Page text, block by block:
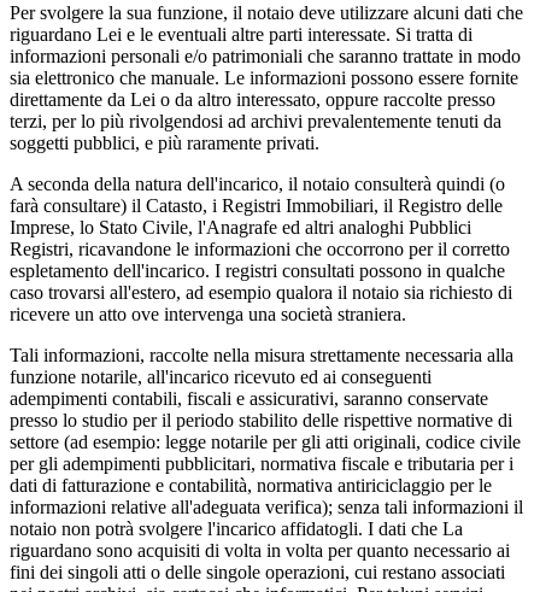
Per svolgere la sua funzione, il notaio deve utilizzare alcuni dati che
riguardano Lei e le eventuali altre par­ti interessate. Si tratta di
informazioni personali e/o patrimoniali che saranno trattate in modo
sia elettroni­co che manuale. Le informazioni possono essere fornite
direttamente da Lei o da altro interessato, oppure raccolte presso
terzi, per lo più rivolgendosi ad archivi prevalentemente tenuti da
soggetti pubblici, e più ra­ramente privati.
A seconda della natura dell'incarico, il notaio consulterà quindi (o
farà consultare) il Catasto, i Registri Im­mobiliari, il Registro delle
Imprese, lo Stato Civile, l'Anagrafe ed altri analoghi Pubblici
Registri, ricavan­done le informazioni che occorrono per il corretto
espletamento dell'incarico. I registri consultati possono in qualche
caso trovarsi all'estero, ad esempio qualora il notaio sia richiesto di
ricevere un atto ove interven­ga una società straniera.
Tali informazioni, raccolte nella misura strettamente necessaria alla
funzione notarile, all'incarico ricevuto ed ai conseguenti
adempimenti contabili, fiscali e assicurativi, saranno conservate
presso lo studio per il pe­riodo stabilito delle rispettive normative di
settore (ad esempio: legge notarile per gli atti originali, codice civile
per gli adempimenti pubblicitari, normativa fiscale e tributaria per i
dati di fatturazione e contabilità, normativa antiriciclaggio per le
informazioni relative all'adeguata verifica); senza tali informazioni il
nota­io non potrà svolgere l'incarico affidatogli. I dati che La
riguardano sono acquisiti di volta in volta per quanto necessario ai
fini dei singoli atti o delle singole operazioni, cui restano associati